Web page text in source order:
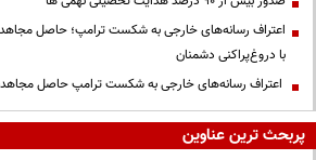
اعتراف رسانه‌های خارجی به شکست ترامپ؛ حاصل
با دروغ‌پراکنی دشمنان
اعتراف رسانه‌های خارجی به شکست ترامپ حاصل
پربحث ترین عناوین